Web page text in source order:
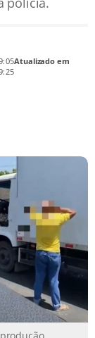
Atualizado em